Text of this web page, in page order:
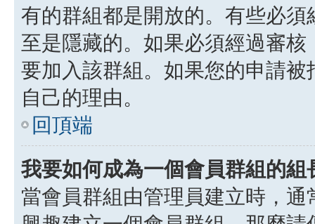
有的群組都是開放的。有些必
至是隱藏的。如果必須經過審
要加入該群組。如果您的申請
自己的理由。
回頂端
我要如何成為一個會員群組的組
當會員群組由管理員建立時，